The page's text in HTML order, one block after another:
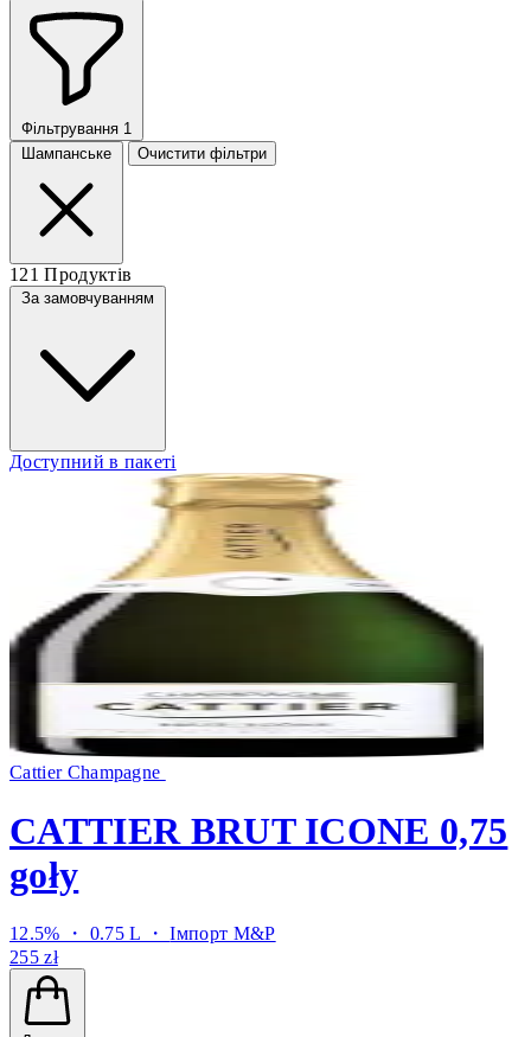
Фільтрування 1
Шампанське
Очистити фільтри
121 Продуктів
За замовчуванням
Доступний в пакеті
Cattier Champagne
CATTIER BRUT ICONE 0,75
goły
12.5% ・ 0.75 L ・Імпорт M&P
255 zł